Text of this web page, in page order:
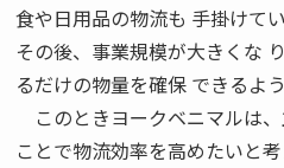
食や日用品の物流も 手掛けて
その後、事業規模が大きくな
るだけの物量を確保 できるよ
このときヨークベニマルは
ことで物流効率を高めたいと